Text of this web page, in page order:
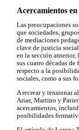
Acercamientos
Las preocupaciones
que sociedades,
de mediaciones
clave de justicia
en la sección anterior,
sus cuatro décadas
respecto a la
sociales, como a sus
A recrear y tensionar
Arias, Martino y
acercamientos,
posibilidades